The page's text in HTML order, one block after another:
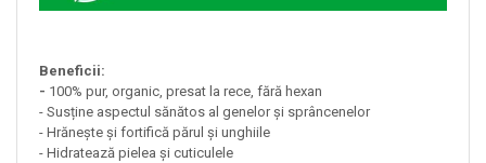
Beneficii:
- 100% pur, organic, presat la rece, fără hexan
- Susține aspectul sănătos al genelor și sprâncenelor
- Hrănește și fortifică părul și unghiile
- Hidratează pielea și cuticulele